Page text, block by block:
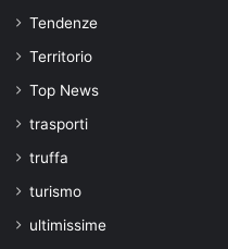
Tendenze
Territorio
Top News
trasporti
truffa
turismo
ultimissime